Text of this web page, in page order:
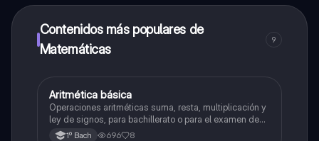
a determinadas funciones.
Contenidos más populares de
Matemáticas
9
Matemáticas
Aritmética básica
Operaciones aritméticas suma, resta, multiplicación y
ley de signos, para bachillerato o para el examen de
admisión a la universidad
1º Bach 696 8